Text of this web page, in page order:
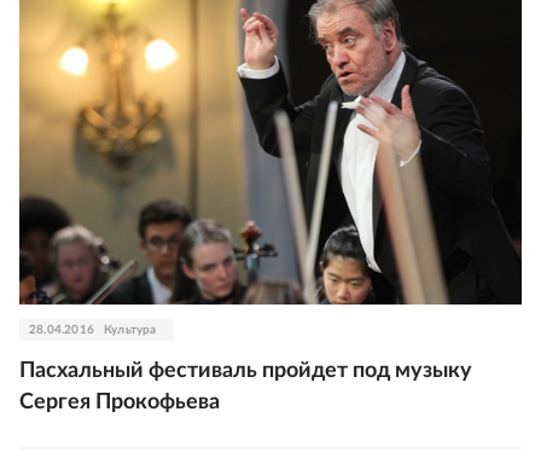
28.04.2016 Культура
Пасхальный фестиваль пройдет под музыку
Сергея Прокофьева